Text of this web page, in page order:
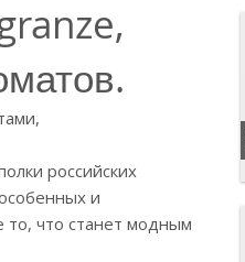
российских
и
что станет модным